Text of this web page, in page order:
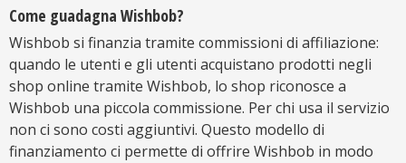
Come guadagna Wishbob?
Wishbob si finanzia tramite commissioni di affiliazione:
quando le utenti e gli utenti acquistano prodotti negli
shop online tramite Wishbob, lo shop riconosce a
Wishbob una piccola commissione. Per chi usa il servizio
non ci sono costi aggiuntivi. Questo modello di
finanziamento ci permette di offrire Wishbob in modo